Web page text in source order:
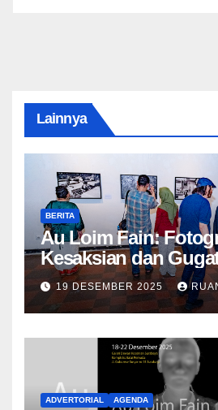
Lainnya
BERITA
Au Loim Fain:
Kesaksian dan
Kemanusiaan
19 DESEMBER 2025
ADVERTORIAL AGENDA